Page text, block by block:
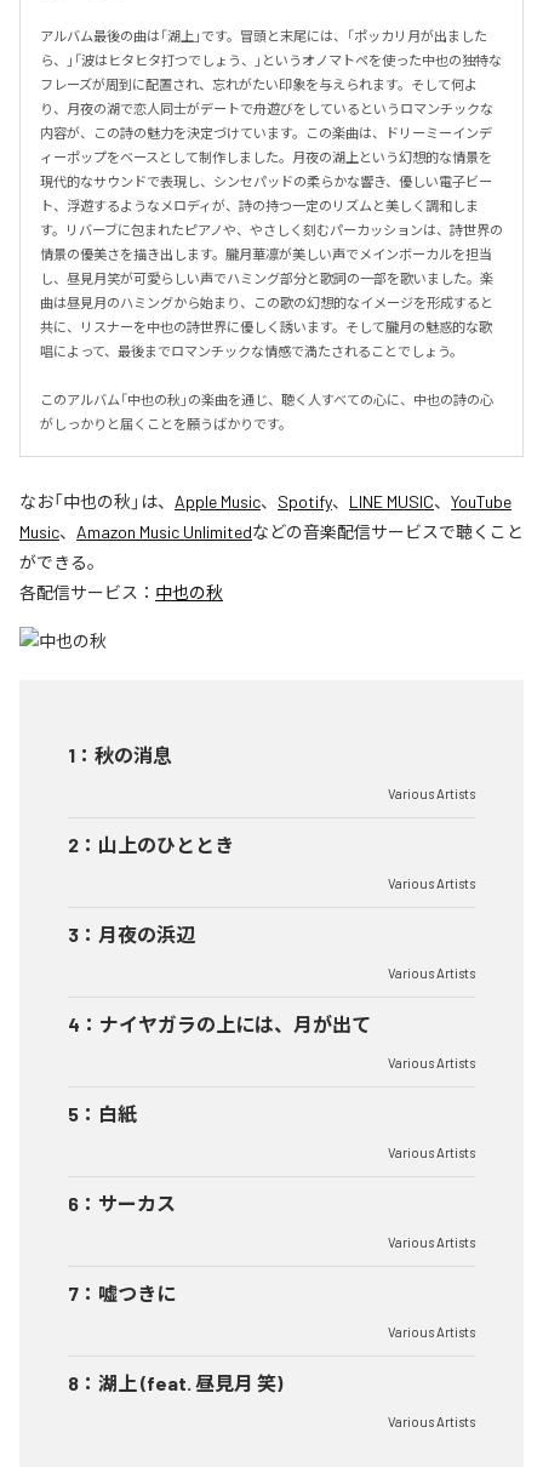
アルバム最後の曲は「湖上」です。冒頭と末尾には、「ポッカリ月が出ました
ら、」「波はヒタヒタ打つでしょう、」というオノマトペを使った中也の独特な
フレーズが周到に配置され、忘れがたい印象を与えられます。そして何よ
り、月夜の湖で恋人同士がデートで舟遊びをしているというロマンチックな
内容が、この詩の魅力を決定づけています。この楽曲は、ドリーミーインデ
ィーポップをベースとして制作しました。月夜の湖上という幻想的な情景を
現代的なサウンドで表現し、シンセパッドの柔らかな響き、優しい電子ビー
ト、浮遊するようなメロディが、詩の持つ一定のリズムと美しく調和しま
す。リバーブに包まれたピアノや、やさしく刻むパーカッションは、詩世界の
情景の優美さを描き出します。朧月華凛が美しい声でメインボーカルを担当
し、昼見月笑が可愛らしい声でハミング部分と歌詞の一部を歌いました。楽
曲は昼見月のハミングから始まり、この歌の幻想的なイメージを形成すると
共に、リスナーを中也の詩世界に優しく誘います。そして朧月の魅惑的な歌
唱によって、最後までロマンチックな情感で満たされることでしょう。
このアルバム「中也の秋」の楽曲を通じ、聴く人すべての心に、中也の詩の心
がしっかりと届くことを願うばかりです。
なお「中也の秋 」は、 Apple Music、 Spotify、 LINE MUSIC、 YouTube
Music、 Amazon Music Unlimitedなどの音楽配信サービスで聴くこと
ができる。
各配信サービス： 中也の秋
1 ： 秋の消息
Various Artists
2 ： 山上のひととき
Various Artists
3 ： 月夜の浜辺
Various Artists
4 ： ナイヤガラの上には、月が出て
Various Artists
5 ： 白紙
Various Artists
6 ： サーカス
Various Artists
7 ： 嘘つきに
Various Artists
8 ： 湖上 (feat. 昼見月 笑)
Various Artists